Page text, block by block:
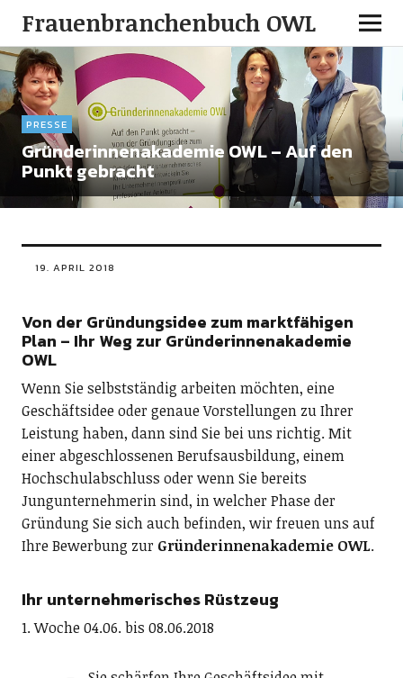
Frauenbranchenbuch OWL
PRESSE
Gründerinnenakademie OWL – Auf den
Punkt gebracht
19. APRIL 2018
Von der Gründungsidee zum marktfähigen
Plan – Ihr Weg zur Gründerinnenakademie
OWL
Wenn Sie selbstständig arbeiten möchten, eine
Geschäftsidee oder genaue Vorstellungen zu Ihrer
Leistung haben, dann sind Sie bei uns richtig. Mit
einer abgeschlossenen Berufsausbildung, einem
Hochschulabschluss oder wenn Sie bereits
Jungunternehmerin sind, in welcher Phase der
Gründung Sie sich auch befinden, wir freuen uns auf
Ihre Bewerbung zur Gründerinnenakademie OWL.
Ihr unternehmerisches Rüstzeug
1. Woche 04.06. bis 08.06.2018